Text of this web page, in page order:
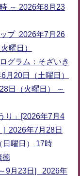
～ 2026年8月23
プ 2026年7月26
曜日）
グラム：そざいき
20日（土曜日）
日（火曜日） ～
り」[2026年7月4
] 2026年7月28日
日曜日） 17時
徳
9月23日] 2026年